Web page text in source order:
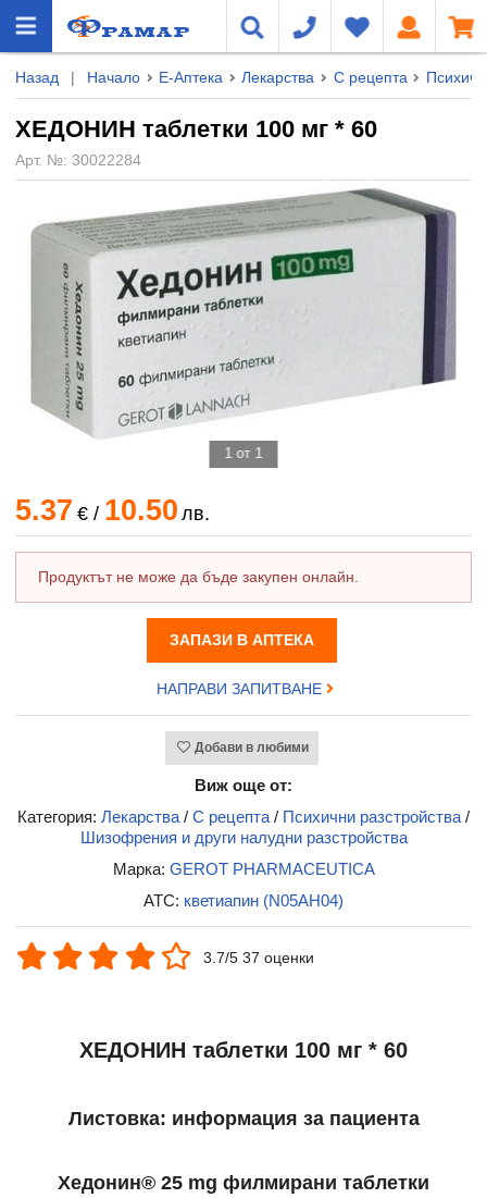
Назад | Начало Е-Аптека Лекарства С рецепта
ХЕДОНИН таблетки 100 мг * 60
Арт. №: 30022284
1 от 1
5.37 €/ 10.50 лв.
Продуктът не може да бъде закупен онлайн.
ЗАПАЗИ В АПТЕКА
НАПРАВИ ЗАПИТВАНЕ
Добави в любими
Виж още от:
Категория: Лекарства / С рецепта / Психични разстройства /
Шизофрения и други налудни разстройства
Марка: GEROT PHARMACEUTICA
ATC: кветиапин (N05AH04)
3.7/5 37 оценки
ХЕДОНИН таблетки 100 мг * 60
Листовка: информация за пациента
Хедонин® 25 mg филмирани таблетки